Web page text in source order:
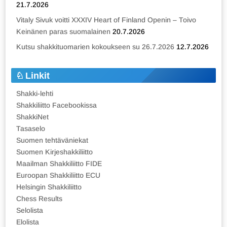
21.7.2026
Vitaly Sivuk voitti XXXIV Heart of Finland Openin – Toivo
Keinänen paras suomalainen 20.7.2026
Kutsu shakkituomarien kokoukseen su 26.7.2026 12.7.2026
Linkit
Shakki-lehti
Shakkiliitto Facebookissa
ShakkiNet
Tasaselo
Suomen tehtäväniekat
Suomen Kirjeshakkiliitto
Maailman Shakkiliitto FIDE
Euroopan Shakkiliitto ECU
Helsingin Shakkiliitto
Chess Results
Selolista
Elolista